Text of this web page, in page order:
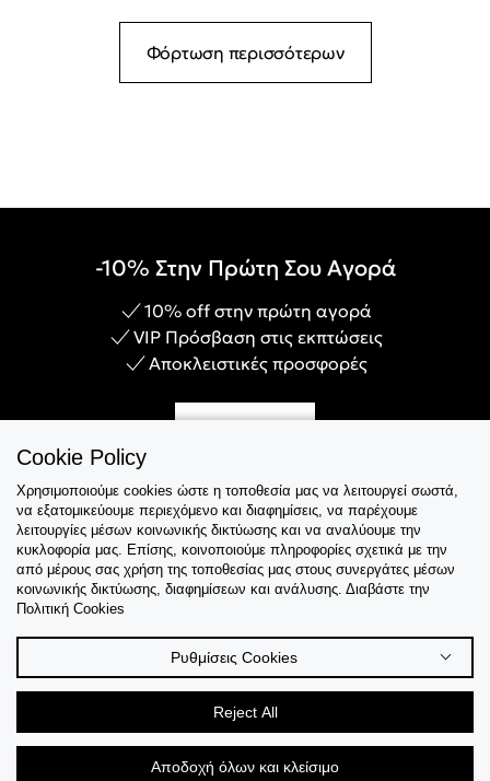
Φόρτωση περισσότερων
-10% Στην Πρώτη Σου Αγορά
10% off στην πρώτη αγορά
VIP Πρόσβαση στις εκπτώσεις
Αποκλειστικές προσφορές
Εξυπηρέτηση
Collections
Cookie Policy
Χρησιμοποιούμε cookies ώστε η τοποθεσία μας να λειτουργεί σωστά,
να εξατομικεύουμε περιεχόμενο και διαφημίσεις, να παρέχουμε
λειτουργίες μέσων κοινωνικής δικτύωσης και να αναλύουμε την
κυκλοφορία μας. Επίσης, κοινοποιούμε πληροφορίες σχετικά με την
από μέρους σας χρήση της τοποθεσίας μας στους συνεργάτες μέσων
κοινωνικής δικτύωσης, διαφημίσεων και ανάλυσης. Διαβάστε την
Πολιτική Cookies
Ρυθμίσεις Cookies
Reject All
Αποδοχή όλων και κλείσιμο